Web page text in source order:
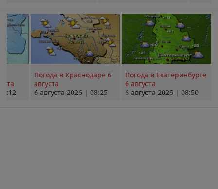
Погода в Краснодаре 6
августа
6 августа 2026 | 08:25
Погода в Екатеринбурге
6 августа
6 августа 2026 | 08:50